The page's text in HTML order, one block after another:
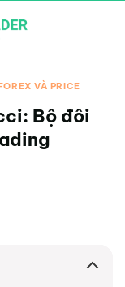
VÀ PRICE
Bộ đôi